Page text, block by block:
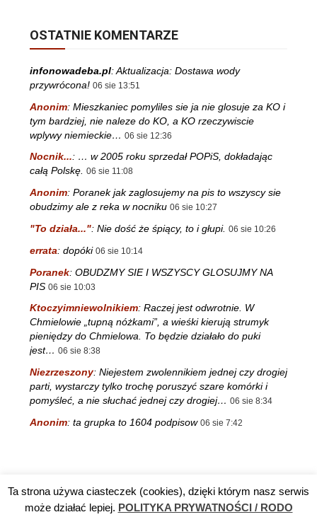
OSTATNIE KOMENTARZE
infonowadeba.pl:Aktualizacja: Dostawa wody
przywrócona! 06 sie 13:51
Anonim: Mieszkaniec pomyliles sie ja nie glosuje za KO i
tym bardziej, nie naleze do KO, a KO rzeczywiscie
wplywy niemieckie… 06 sie 12:36
Nocnik...: … w 2005 roku sprzedał POPiS, dokładając
całą Polskę. 06 sie 11:08
Anonim: Poranek jak zaglosujemy na pis to wszyscy sie
obudzimy ale z reka w nocniku 06 sie 10:27
"To działa...": Nie dość że śpiący, to i głupi. 06 sie 10:26
errata: dopóki 06 sie 10:14
Poranek: OBUDZMY SIE I WSZYSCY GLOSUJMY NA
PIS 06 sie 10:03
Ktoczyimniewolnikiem: Raczej jest odwrotnie. W
Chmielowie „tupną nóżkami”, a wieśki kierują strumyk
pieniędzy do Chmielowa. To będzie działało do puki
jest… 06 sie 8:38
Niezrzeszony: Niejestem zwolennikiem jednej czy drogiej
parti, wystarczy tylko trochę poruszyć szare komórki i
pomyśleć, a nie słuchać jednej czy drogiej… 06 sie 8:34
Anonim: ta grupka to 1604 podpisow 06 sie 7:42
Reklama TV DĘBA Polityka prywatności / RODO Kontakt
Ta strona używa ciasteczek (cookies), dzięki którym nasz serwis
może działać lepiej. POLITYKA PRYWATNOŚCI / RODO